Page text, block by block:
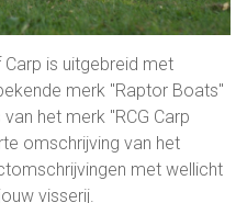
is uitgebreid met
merk "Raptor Boats"
het merk "RCG Carp
omschrijving van het
met wellicht
visserij.